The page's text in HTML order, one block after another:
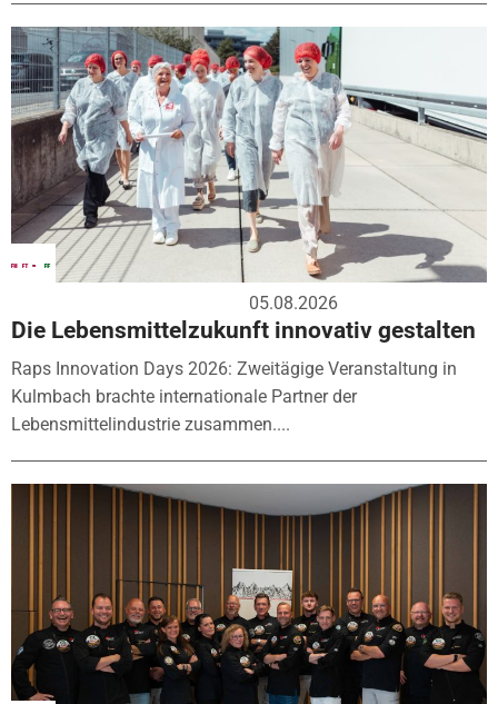
05.08.2026
Die Lebensmittelzukunft innovativ gestalten
Raps Innovation Days 2026: Zweitägige Veranstaltung in
Kulmbach brachte internationale Partner der
Lebensmittelindustrie zusammen....